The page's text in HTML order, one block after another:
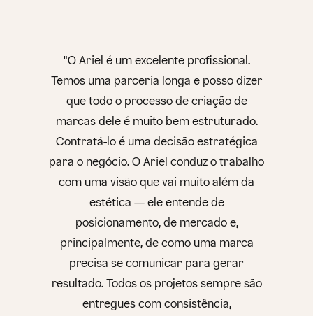
"O Ariel é um excelente profissional.
Temos uma parceria longa e posso dizer
que todo o processo de criação de
marcas dele é muito bem estruturado.
Contratá-lo é uma decisão estratégica
para o negócio. O Ariel conduz o trabalho
com uma visão que vai muito além da
estética — ele entende de
posicionamento, de mercado e,
principalmente, de como uma marca
precisa se comunicar para gerar
resultado. Todos os projetos sempre são
entregues com consistência,